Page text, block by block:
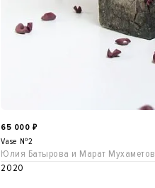
65 000 ₽
Vase №2
Юлия Батырова и Марат Мухаметов
2020